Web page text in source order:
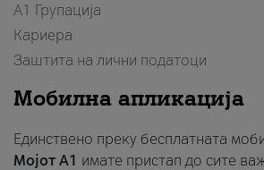
А1 Групација
Кариера
Заштита на лични податоци
Мобилна апликација
Единствено преку бесплатната
Мојот A1 имате пристап до сите